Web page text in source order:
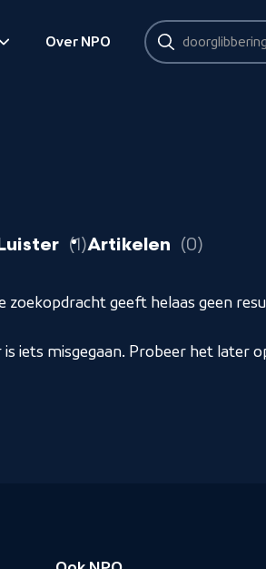
Over NPO
Zoeken
Zoeken
1 resultaten
Artikelen 0
zoekopdracht geeft helaas geen
is iets misgegaan. Probeer het later